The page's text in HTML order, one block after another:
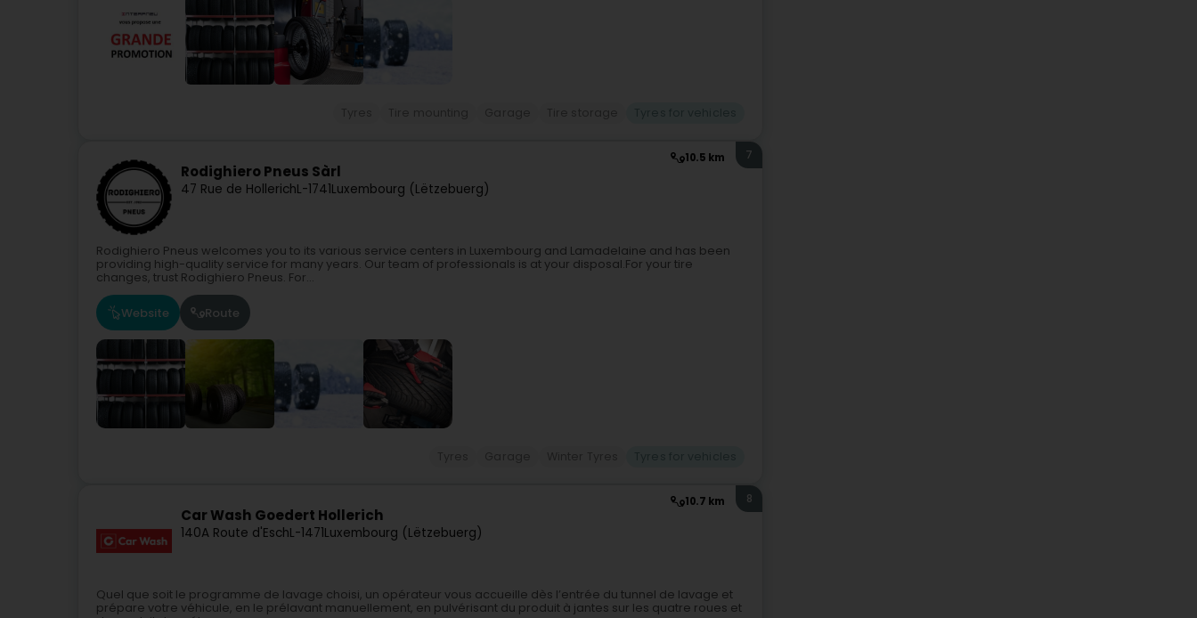
10.5 km
Rodighiero Pneus Sàrl
47 Rue de HollerichL-1741Luxembourg (Lëtzebuerg)
7
Rodighiero Pneus welcomes you to its various service centers in Luxembourg and Lamadelaine and has been
providing high-quality service for many years. Our team of professionals is at your disposal.For your tire
changes, trust Rodighiero Pneus. For...
Website Route
10.7 km
Car Wash Goedert Hollerich
140A Route d'EschL-1471Luxembourg (Lëtzebuerg)
8
Quel que soit le programme de lavage choisi, un opérateur vous accueille dès l’entrée du tunnel de lavage et
prépare votre véhicule, en le prélavant manuellement, en pulvérisant du produit à jantes sur les quatre roues et